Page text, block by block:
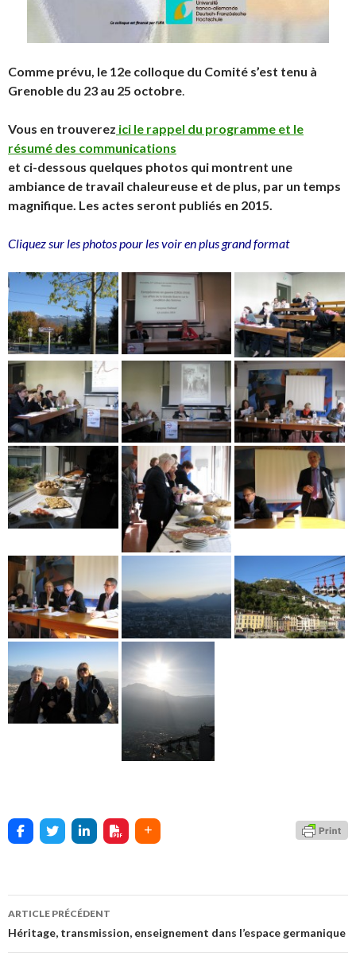
Comme prévu, le 12e colloque du Comité s’est tenu à
Grenoble du 23 au 25 octobre
Vous en trouverez ici le rappel du programme et le
résumé des communications
et ci-dessous quelques photos qui montrent une
ambiance de travail chaleureuse et de plus, par un temps
magnifique. Les actes seront publiés en 2015.
Cliquez sur les photos pour les voir en plus grand format
Navigation
ARTICLE PRÉCÉDENT
Héritage, transmission, enseignement dans l’espace germanique